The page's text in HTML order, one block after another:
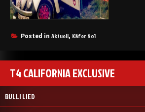
Posted in Aktuell, Käfer No1
T4 CALIFORNIA EXCLUSIVE
BULLI LIED